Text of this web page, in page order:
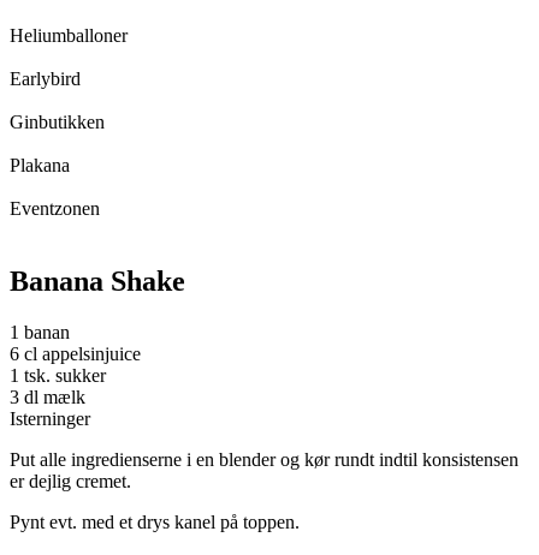
Heliumballoner
Earlybird
Ginbutikken
Plakana
Eventzonen
Banana Shake
1 banan
6 cl appelsinjuice
1 tsk. sukker
3 dl mælk
Isterninger
Put alle ingredienserne i en blender og kør rundt indtil konsistensen
er dejlig cremet.
Pynt evt. med et drys kanel på toppen.